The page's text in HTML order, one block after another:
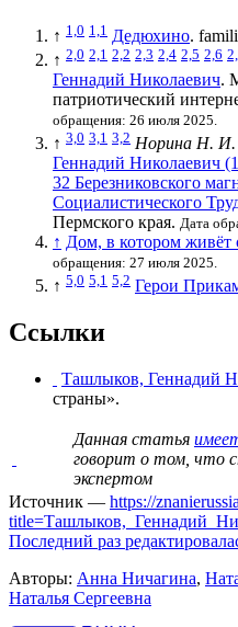
↑ 1,0 1,1 Дедюхино.
↑ 2,0 2,1 2,2 2,3 2,4 2,5 2,6
Геннадий Николаевич.
патриотический
обращения: 26 июля 2025.
↑ 3,0 3,1 3,2 Норина Н. И.
Геннадий Николаевич
32 Березниковского
Социалистического
Пермского края. Дата
↑ Дом, в котором живёт
обращения: 27 июля 2025.
↑ 5,0 5,1 5,2 Герои
Ссылки
Ташлыков, Геннадий
страны».
Данная статья
говорит о том, что
экспертом
Источник — https://
Последний раз
Авторы: Анна Ничагина,
Наталья Сергеевна